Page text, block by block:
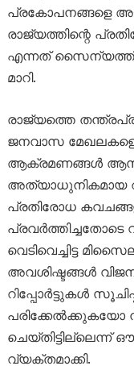
പ്രകോപനങ്ങളെ
രാജ്യത്തിന്റെ
എന്നത്
മാറി.
രാജ്യത്തെ
ജനവാസ
ആക്രമണങ്ങൾ
അത്യാധുനികമായ
പ്രതിരോധ
വെടിവെച്ചിട്ട
അവശിഷ്ടങ്ങൾ
റിപ്പോർട്ടുകൾ
പരിക്കേൽക്കുകയോ
വ്യക്തമാക്കി.